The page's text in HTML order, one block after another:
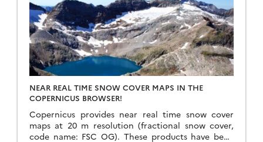
NEAR REAL TIME SNOW COVER MAPS IN THE
COPERNICUS BROWSER!
Copernicus provides near real time snow cover
maps at 20 m resolution (fractional snow cover,
code name: FSC OG). These products have been